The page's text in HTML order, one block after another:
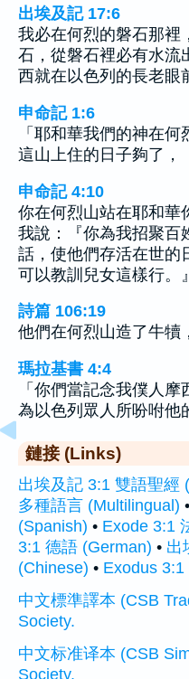
出埃及記 17:6
我必在何烈的磐石那裡
石，從磐石裡必有水流
西就在以色列的長老眼
申命記 1:6
「耶和華我們的神在
這山上住的日子夠了，
申命記 4:10
你在何烈山站在耶和華
我說：『你為我招聚百
話，使他們存活在世的
可以教訓兒女這樣行。』
詩篇 106:19
他們在何烈山造了牛犢
瑪拉基書 4:4
「你們當記念我僕人
為以色列眾人所吩咐他
鏈接 (Links)
出埃及記 3:1 雙語聖經
多種語言 (Multilingual) •
(Spanish) • Exode 3:1
3:1 德語 (German) • 出
(Chinese) • Exodus
中文標準譯本 (CSB
Society.
中文标准译本 (CSB
Society.